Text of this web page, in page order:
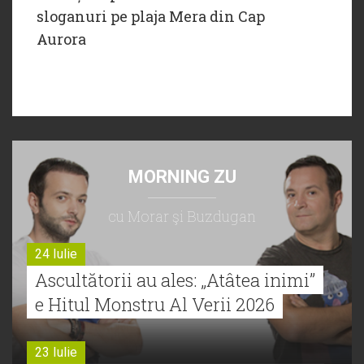
sloganuri pe plaja Mera din Cap
Aurora
MORNING ZU
cu Morar şi Buzdugan
24 Iulie
Ascultătorii au ales: „Atâtea inimi”
e Hitul Monstru Al Verii 2026
23 Iulie